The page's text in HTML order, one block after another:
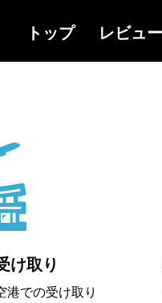
け取り
港での受け取り